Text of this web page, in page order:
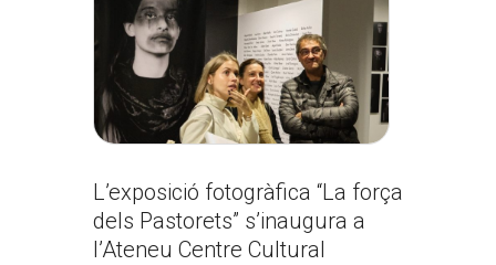
L’exposició fotogràfica “La força
dels Pastorets” s’inaugura a
l’Ateneu Centre Cultural